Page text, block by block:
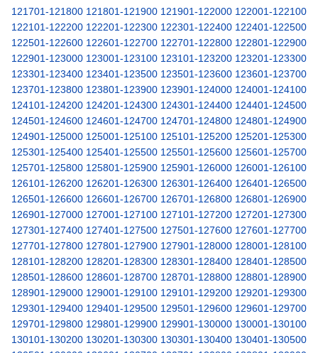
121701-121800 121801-121900 121901-122000 122001-122100
122101-122200 122201-122300 122301-122400 122401-122500
122501-122600 122601-122700 122701-122800 122801-122900
122901-123000 123001-123100 123101-123200 123201-123300
123301-123400 123401-123500 123501-123600 123601-123700
123701-123800 123801-123900 123901-124000 124001-124100
124101-124200 124201-124300 124301-124400 124401-124500
124501-124600 124601-124700 124701-124800 124801-124900
124901-125000 125001-125100 125101-125200 125201-125300
125301-125400 125401-125500 125501-125600 125601-125700
125701-125800 125801-125900 125901-126000 126001-126100
126101-126200 126201-126300 126301-126400 126401-126500
126501-126600 126601-126700 126701-126800 126801-126900
126901-127000 127001-127100 127101-127200 127201-127300
127301-127400 127401-127500 127501-127600 127601-127700
127701-127800 127801-127900 127901-128000 128001-128100
128101-128200 128201-128300 128301-128400 128401-128500
128501-128600 128601-128700 128701-128800 128801-128900
128901-129000 129001-129100 129101-129200 129201-129300
129301-129400 129401-129500 129501-129600 129601-129700
129701-129800 129801-129900 129901-130000 130001-130100
130101-130200 130201-130300 130301-130400 130401-130500